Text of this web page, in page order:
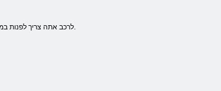
לרכב אתה צריך לפנות במהירות ללחץ על החץ שמאלה / ימינה.